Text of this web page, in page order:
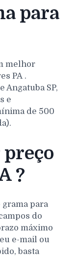
para
melhor
PA .
Angatuba SP,
e
de 500
?
para
do
máximo
e-mail ou
basta